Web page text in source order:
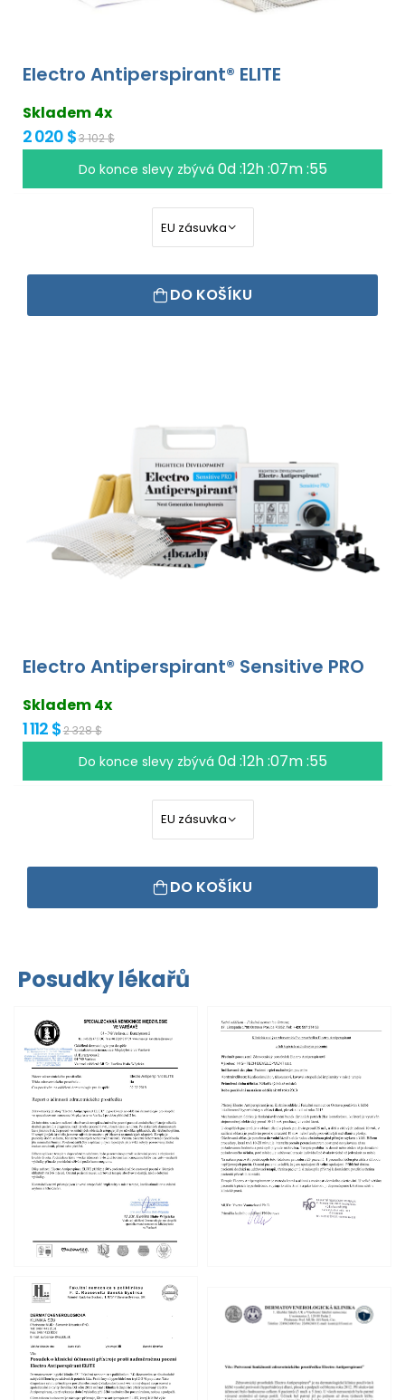
Electro Antiperspirant® ELITE
Skladem 4x
2 020 $3 102 $
Do konce slevy zbývá 0d :12h :07m :54
DO KOŠÍKU
Electro Antiperspirant® Sensitive PRO
Skladem 4x
1 112 $2 328 $
Do konce slevy zbývá 0d :12h :07m :54
DO KOŠÍKU
Posudky lékařů